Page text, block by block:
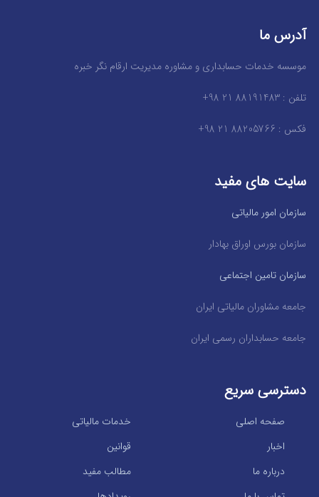
آدرس ما
موسسه خدمات حسابداری و مشاوره مدیریت ارقام نگر خبره
تلفن : 88191483 21 98+
فکس : 88205766 21 98+
سایت های مفید
سازمان امور مالیاتی
سازمان بورس اوراق بهادار
سازمان تامین اجتماعی
جامعه مشاوران مالیاتی ایران
جامعه حسابداران رسمی ایران
دسترسی سریع
خدمات مالیاتی
صفحه اصلی
قوانین
اخبار
مطالب مفید
درباره ما